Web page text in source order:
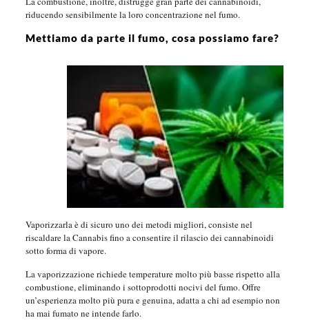
riducendo sensibilmente la loro concentrazione nel fumo.
Mettiamo da parte il fumo, cosa possiamo fare?
Vaporizzarla è di sicuro uno dei metodi migliori, consiste nel
riscaldare la Cannabis fino a consentire il rilascio dei cannabinoidi
sotto forma di vapore.
La vaporizzazione richiede temperature molto più basse rispetto alla
combustione, eliminando i sottoprodotti nocivi del fumo. Offre
un’esperienza molto più pura e genuina, adatta a chi ad esempio non
ha mai fumato ne intende farlo.